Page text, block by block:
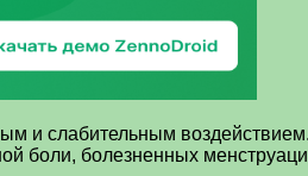
и слабительным
боли, болезненных